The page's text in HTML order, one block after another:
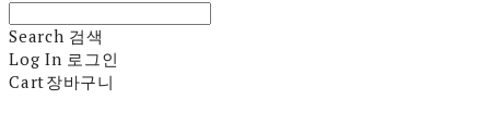
Search 검색
Log In 로그인
Cart장바구니